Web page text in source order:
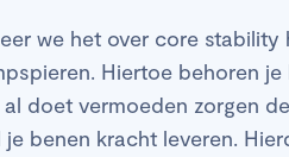
we het over core
Hiertoe behoren
al doet vermoeden zorgen
je benen kracht leveren.